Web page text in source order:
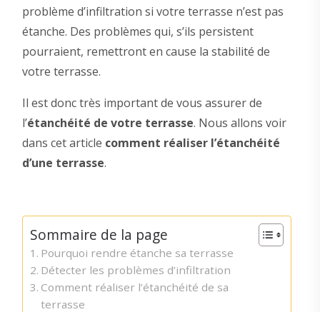
problème d’infiltration si votre terrasse n’est pas
étanche. Des problèmes qui, s’ils persistent
pourraient, remettront en cause la stabilité de
votre terrasse.
Il est donc très important de vous assurer de
l’étanchéité de votre terrasse. Nous allons voir
dans cet article comment réaliser l’étanchéité
d’une terrasse.
Sommaire de la page
Pourquoi rendre étanche sa terrasse
Détecter les problèmes d’infiltration
Comment réaliser l’étanchéité de sa
terrasse